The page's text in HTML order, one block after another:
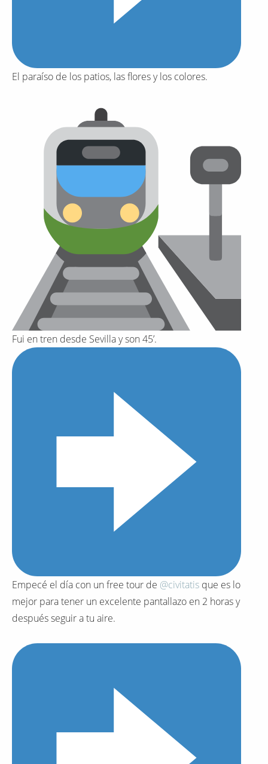
El paraíso de los patios, las flores y los colores.
Fui en tren desde Sevilla y son 45’.
Empecé el día con un free tour de @civitatis que es lo
mejor para tener un excelente pantallazo en 2 horas y
después seguir a tu aire.